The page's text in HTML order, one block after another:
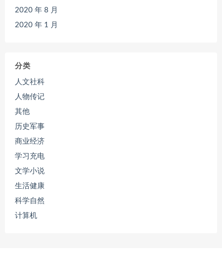
2020 年 8 月
2020 年 1 月
分类
人文社科
人物传记
其他
历史军事
商业经济
学习充电
文学小说
生活健康
科学自然
计算机